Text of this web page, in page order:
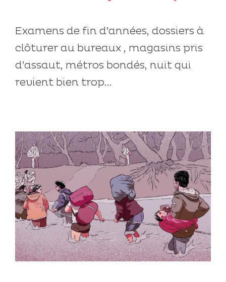
Examens de fin d’années, dossiers à
clôturer au bureaux , magasins pris
d’assaut, métros bondés, nuit qui
revient bien trop...